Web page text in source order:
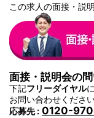
この求人の面接・説
面接・説明会の
下記フリーダイヤルに
お問い合わせくださ
応募先 : 0120-